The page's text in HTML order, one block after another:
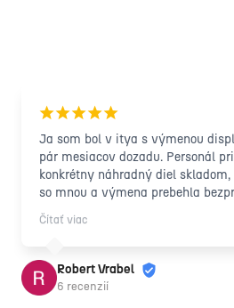
¡¡¡¡¡
Ja som bol v itya s výmenou
pár mesiacov dozadu. Personál
konkrétny náhradný diel
so mnou a výmena prebehla
"bolestné" že to trvalo o deň viac
náhradný diel nebol skladom som
Nakoľko jeden deň hore dole , aj
servisoval. Pomohli aj s
takže odporúčam 10/10.
Čítať viac
Robert Vrabel
6 recenzií